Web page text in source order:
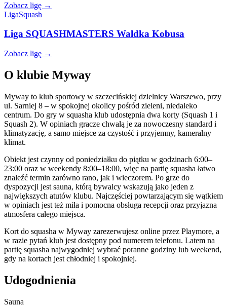
Zobacz ligę →
LigaSquash
Liga SQUASHMASTERS Waldka Kobusa
Zobacz ligę →
O klubie Myway
Myway to klub sportowy w szczecińskiej dzielnicy Warszewo, przy
ul. Sarniej 8 – w spokojnej okolicy pośród zieleni, niedaleko
centrum. Do gry w squasha klub udostępnia dwa korty (Squash 1 i
Squash 2). W opiniach gracze chwalą je za nowoczesny standard i
klimatyzację, a samo miejsce za czystość i przyjemny, kameralny
klimat.
Obiekt jest czynny od poniedziałku do piątku w godzinach 6:00–
23:00 oraz w weekendy 8:00–18:00, więc na partię squasha łatwo
znaleźć termin zarówno rano, jak i wieczorem. Po grze do
dyspozycji jest sauna, którą bywalcy wskazują jako jeden z
największych atutów klubu. Najczęściej powtarzającym się wątkiem
w opiniach jest też miła i pomocna obsługa recepcji oraz przyjazna
atmosfera całego miejsca.
Kort do squasha w Myway zarezerwujesz online przez Playmore, a
w razie pytań klub jest dostępny pod numerem telefonu. Latem na
partię squasha najwygodniej wybrać poranne godziny lub weekend,
gdy na kortach jest chłodniej i spokojniej.
Udogodnienia
Sauna